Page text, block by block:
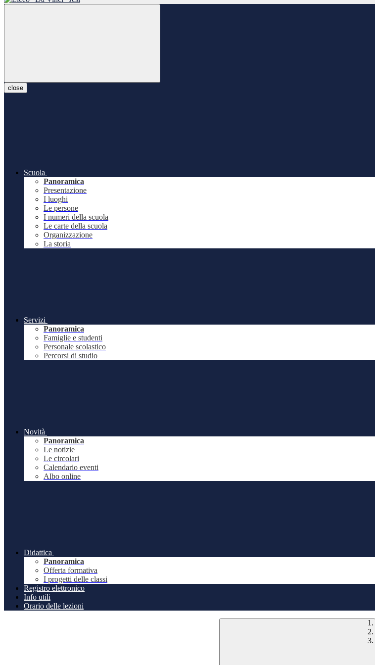
close
Scuola
Panoramica
Presentazione
I luoghi
Le persone
I numeri della scuola
Le carte della scuola
Organizzazione
La storia
Servizi
Panoramica
Famiglie e studenti
Personale scolastico
Percorsi di studio
Novità
Panoramica
Le notizie
Le circolari
Calendario eventi
Albo online
Didattica
Panoramica
Offerta formativa
I progetti delle classi
Registro elettronico
Info utili
Orario delle lezioni